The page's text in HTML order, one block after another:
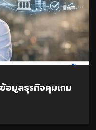
อมูลธุรกิจคุมเกม